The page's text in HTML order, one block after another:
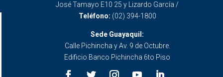
José Tamayo E10 25 y Lizardo García /
Teléfono: (02) 394-1800
Sede Guayaquil:
Calle Pichincha y Av. 9 de Octubre.
Edificio Banco Pichincha 6to Piso